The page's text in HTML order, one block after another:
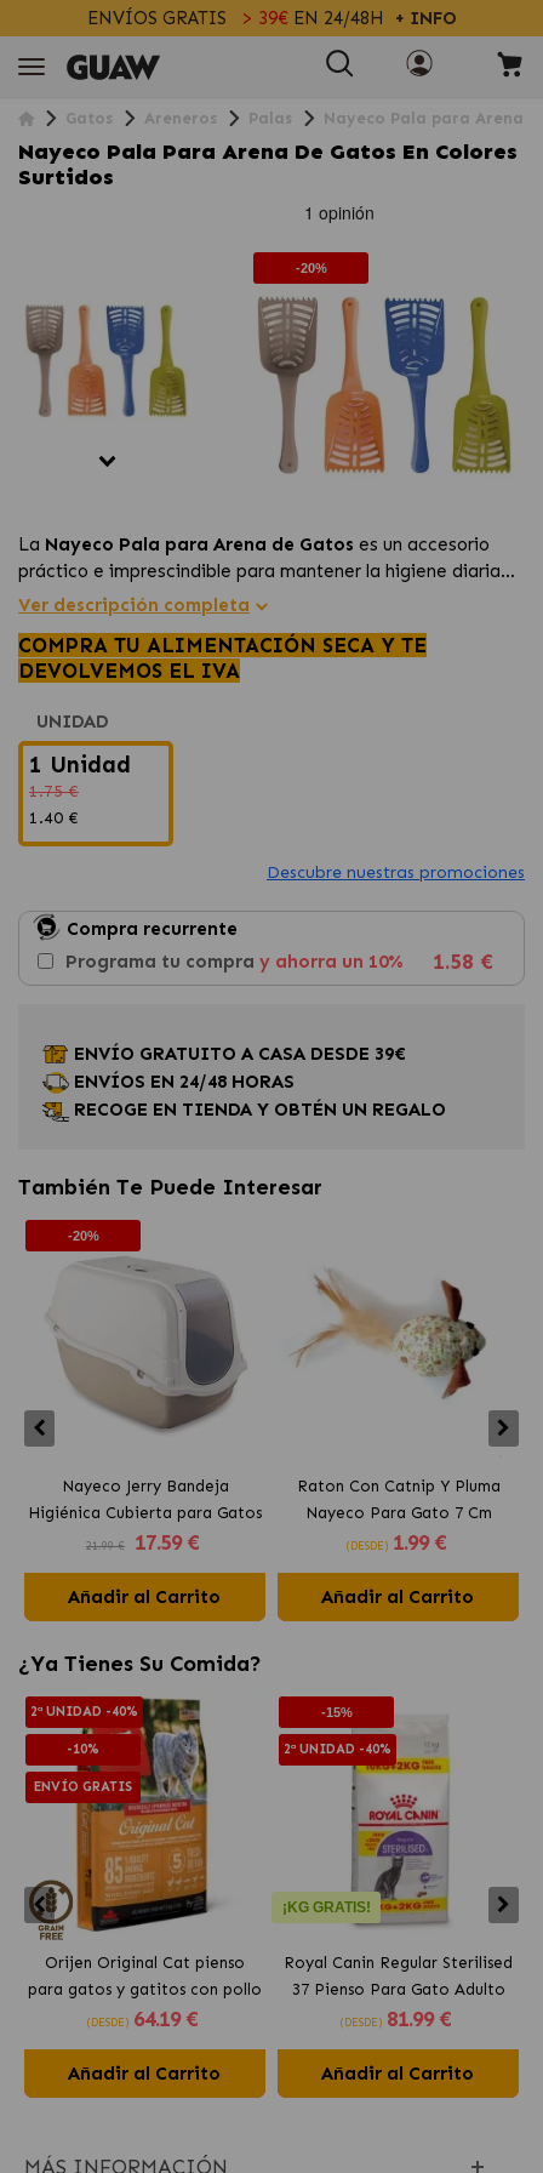
ENVÍOS GRATIS > 39€EN 24/48H + INFO
Gatos Areneros Palas Nayeco Pala para Arena
Nayeco Pala Para Arena De Gatos En Colores
Surtidos
-20%
La Nayeco Pala para Arena de Gatos es un accesorio
práctico e imprescindible para mantener la higiene diaria
del arenero. Su diseño funcional permite recoger los
ayudando a conservar la arena en mejores condiciones
durante más tiempo.
Ver descripción completa
COMPRA TU ALIMENTACIÓN SECA Y TE
DEVOLVEMOS EL IVA
UNIDAD
1 Unidad
1.75 €
1.40 €
Descubre nuestras promociones
Compra recurrente
Programa tu compra y ahorra un 10% 1.58 €
ENVÍO GRATUITO A CASA DESDE 39€
ENVÍOS EN 24/48 HORAS
RECOGE EN TIENDA Y OBTÉN UN REGALO
También Te Puede Interesar
-20%
Nayeco Jerry Bandeja
Higiénica Cubierta para Gatos
21.99 € 17.59 €
Añadir al Carrito
Raton Con Catnip Y Pluma
Nayeco Para Gato 7 Cm
(DESDE) 1.99 €
Añadir al Carrito
¿Ya Tienes Su Comida?
2ª UNIDAD -40%
-10%
ENVÍO GRATIS
Orijen Original Cat pienso
para gatos y gatitos con pollo
(DESDE) 64.19 €
Añadir al Carrito
-15%
2ª UNIDAD -40%
¡KG GRATIS!
Royal Canin Regular Sterilised
37 Pienso Para Gato Adulto
Esterilizado
(DESDE) 81.99 €
Añadir al Carrito
MÁS INFORMACIÓN